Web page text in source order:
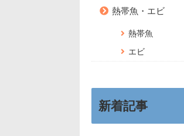
熱帯魚・エビ
熱帯魚
エビ
新着記事